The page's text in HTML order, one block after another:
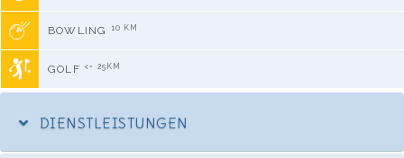
BOWLING 10 KM
GOLF <= 25KM
DIENSTLEISTUNGEN